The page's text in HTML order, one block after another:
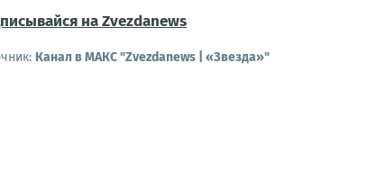
на Zvezdanews
Канал в МАКС "Zvezdanews | «Звезда»"